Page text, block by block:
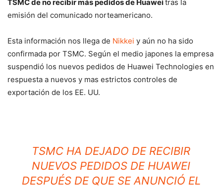
TSMC de no recibir más pedidos de Huaweitras la
emisión del comunicado norteamericano.
Esta información nos llega de Nikkei y aún no ha sido
confirmada por TSMC. Según el medio japones la empresa
suspendió los nuevos pedidos de Huawei Technologies en
respuesta a nuevos y mas estrictos controles de
exportación de los EE. UU.
TSMC HA DEJADO DE RECIBIR
NUEVOS PEDIDOS DE HUAWEI
DESPUÉS DE QUE SE ANUNCIÓ EL